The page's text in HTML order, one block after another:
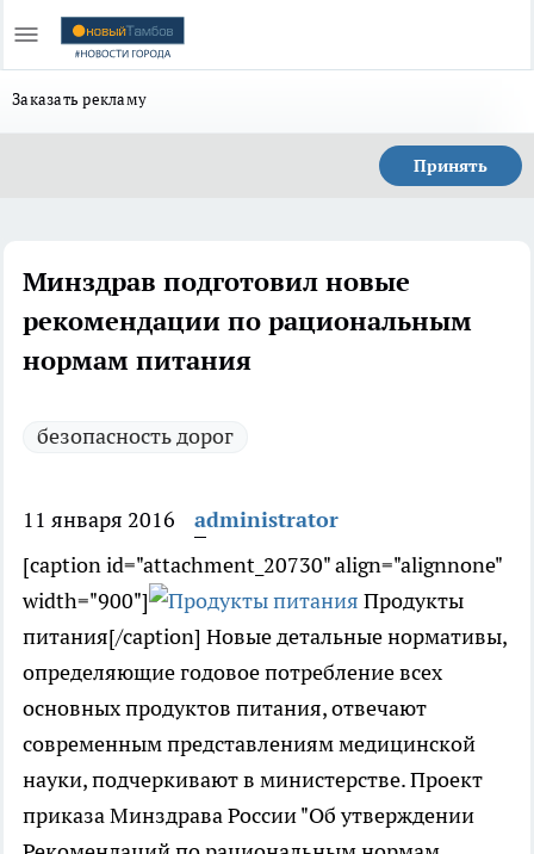
Заказать рекламу
Принять
Минздрав подготовил новые
рекомендации по рациональным
нормам питания
безопасность дорог
11 января 2016
administrator
[caption id="attachment_20730" align="alignnone"
width="900"]
Продукты
питания[/caption] Новые детальные нормативы,
определяющие годовое потребление всех
основных продуктов питания, отвечают
современным представлениям медицинской
науки, подчеркивают в министерстве. Проект
приказа Минздрава России "Об утверждении